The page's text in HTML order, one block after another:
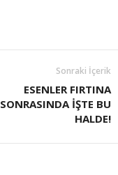
Sonraki İçerik
ESENLER FIRTINA
SONRASINDA İŞTE BU
HALDE!